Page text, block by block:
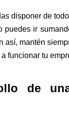
disponer de
puedes ir
así, mantén
funcionar tu
de